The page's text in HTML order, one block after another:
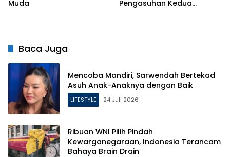
Muda
Pengasuhan Kedua
Baca Juga
Mencoba Mandiri, Sarwendah Bertekad
Asuh Anak-Anaknya dengan Baik
LIFESTYLE 24 Juli 2026
Ribuan WNI Pilih Pindah
Kewarganegaraan, Indonesia Terancam
Bahaya Brain Drain